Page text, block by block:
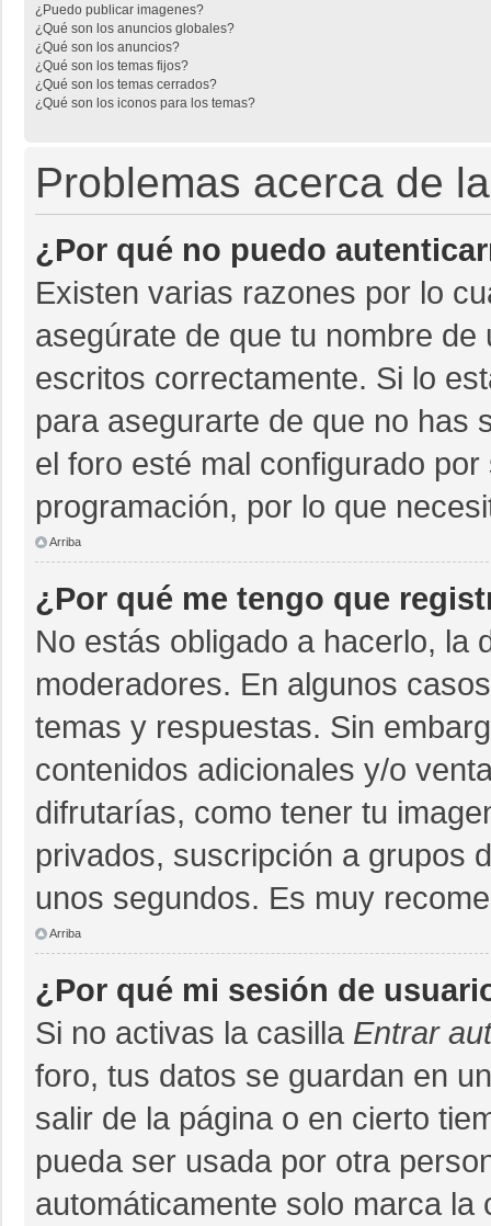
¿Puedo publicar imagenes?
¿Qué son los anuncios globales?
¿Qué son los anuncios?
¿Qué son los temas fijos?
¿Qué son los temas cerrados?
¿Qué son los iconos para los temas?
Problemas acerca de
¿Por qué no puedo
Existen varias razones por lo
asegúrate de que tu nombre
escritos correctamente. Si lo
para asegurarte de que no has
el foro esté mal configurado
programación, por lo que
Arriba
¿Por qué me tengo que
No estás obligado a hacerlo, la
moderadores. En algunos
temas y respuestas. Sin
contenidos adicionales y/o
difrutarías, como tener tu
privados, suscripción a grupos
unos segundos. Es muy
Arriba
¿Por qué mi sesión de
Si no activas la casilla Entrar
foro, tus datos se guardan en
salir de la página o en cierto
pueda ser usada por otra
automáticamente solo marca la